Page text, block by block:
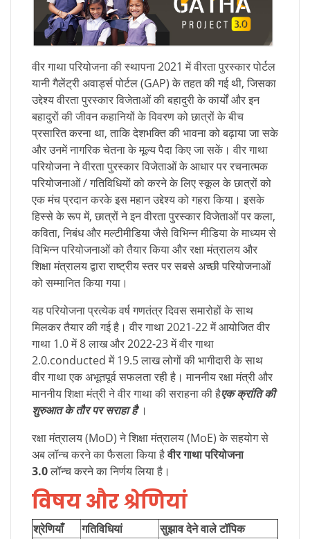
वीर गाथा परियोजना की स्थापना 2021 में वीरता पुरस्कार पोर्टल
यानी गैलेंट्री अवार्ड्स पोर्टल (GAP) के तहत की गई थी, जिसका
उद्देश्य वीरता पुरस्कार विजेताओं की बहादुरी के कार्यों और इन
बहादुरों की जीवन कहानियों के विवरण को छात्रों के बीच
प्रसारित करना था, ताकि देशभक्ति की भावना को बढ़ाया जा सके
और उनमें नागरिक चेतना के मूल्य पैदा किए जा सकें। वीर गाथा
परियोजना ने वीरता पुरस्कार विजेताओं के आधार पर रचनात्मक
परियोजनाओं / गतिविधियों को करने के लिए स्कूल के छात्रों को
एक मंच प्रदान करके इस महान उद्देश्य को गहरा किया। इसके
हिस्से के रूप में, छात्रों ने इन वीरता पुरस्कार विजेताओं पर कला,
कविता, निबंध और मल्टीमीडिया जैसे विभिन्न मीडिया के माध्यम से
विभिन्न परियोजनाओं को तैयार किया और रक्षा मंत्रालय और
शिक्षा मंत्रालय द्वारा राष्ट्रीय स्तर पर सबसे अच्छी परियोजनाओं
को सम्मानित किया गया।
यह परियोजना प्रत्येक वर्ष गणतंत्र दिवस समारोहों के साथ
मिलकर तैयार की गई है। वीर गाथा 2021-22 में आयोजित वीर
गाथा 1.0 में 8 लाख और 2022-23 में वीर गाथा
2.0.conducted में 19.5 लाख लोगों की भागीदारी के साथ
वीर गाथा एक अभूतपूर्व सफलता रही है। माननीय रक्षा मंत्री और
माननीय शिक्षा मंत्री ने वीर गाथा की सराहना की हैएक क्रांति की
शुरुआत के तौर पर सराहा है'।
रक्षा मंत्रालय (MoD) ने शिक्षा मंत्रालय (MoE) के सहयोग से
अब लॉन्च करने का फैसला किया हैवीर गाथा परियोजना
3.0लॉन्च करने का निर्णय लिया है।
विषय और श्रेणियां
श्रेणियाँ गतिविधियां सुझाव देने वाले टॉपिक